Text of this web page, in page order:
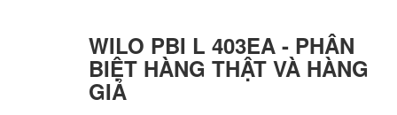
WILO PBI L 403EA - PHÂN
BIỆT HÀNG THẬT VÀ HÀNG
GIẢ